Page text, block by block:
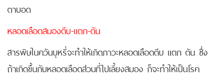
ตาบอด
หลอดเลือดสมองตีบ-แตก-ตัน
สารพิษในควันบุหรี่จะทำให้เกิดภาวะหลอดเลือดตีบ แตก ตัน ซึ่ง
ถ้าเกิดขึ้นกับหลอดเลือดส่วนที่ไปเลี้ยงสมอง ก็จะทำให้เป็นโรค